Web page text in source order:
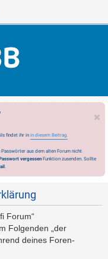
findet ihr in in diesem Beitrag.
aus dem alten Forum nicht
vergessen Funktion zusenden. Sollte
.
Forum“
Folgenden „der
deines Foren-